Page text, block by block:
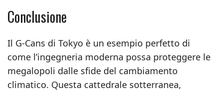
Conclusione
Il G-Cans di Tokyo è un esempio perfetto di
come l’ingegneria moderna possa proteggere le
megalopoli dalle sfide del cambiamento
climatico. Questa cattedrale sotterranea,